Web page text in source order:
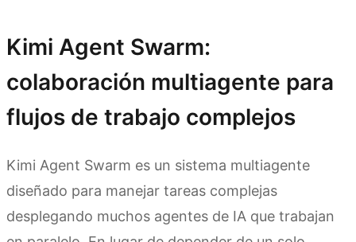
Kimi Agent Swarm:
colaboración multiagente para
flujos de trabajo complejos
Kimi Agent Swarm es un sistema multiagente
diseñado para manejar tareas complejas
desplegando muchos agentes de IA que trabajan